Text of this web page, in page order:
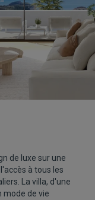
de luxe sur une
à tous les
La villa, d'une
mode de vie